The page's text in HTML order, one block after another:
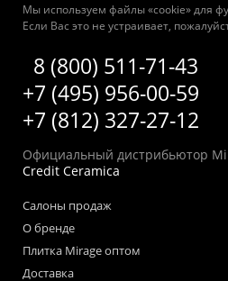
Мы используем файлы «cookie» для
Если Вас это не устраивает,
8 (800) 511-71-43
+7 (495) 956-00-59
+7 (812) 327-27-12
Официальный дистрибьютор
Credit Ceramica
Салоны продаж
О бренде
Плитка Mirage оптом
Доставка